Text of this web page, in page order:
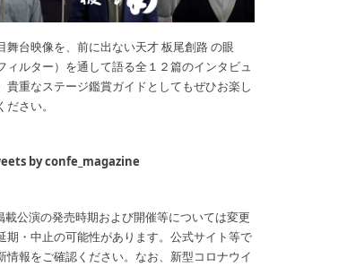
舞台映像を、前に出ない天才 板尾創路 の眼
ィルター）を通して語る全１２篇のインタビュ
貴重なステージ鑑賞ガイドとしてもぜひお楽し
ださい。
by confe_magazine
公演の発売時期および開催等については変更
期・中止の可能性があります。公式サイト等で
情報をご確認ください。なお、新型コロナウイ